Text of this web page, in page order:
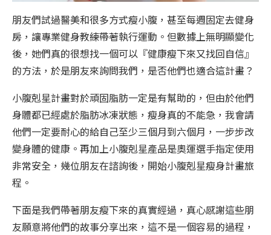
朋友們試過醫美和很多方式瘦小腹，甚至每週固定去健身
房，讓專業健身教練帶著執行運動。但數據上無明顯變化
後，她們真的很想找一個可以『健康瘦下來又找回自信』
的方法，於是朋友來詢問我們，是否他們也適合這計畫？
小腹剋星計畫對於頑固脂肪一定是有幫助的，但由於他們
身體都已經處於脂肪冰凍狀態，瘦身真的不能急，我會請
他們一定要耐心的給自己至少三個月到六個月，一步步改
變身體的健康。再加上小腹剋星產品是奧運選手指定使用
非常安全，幾位朋友在諮詢後，開始小腹剋星瘦身計畫旅
程。
下面是我們帶著朋友瘦下來的真實經過，真心感謝這些朋
友願意將他們的故事分享出來，這不是一個容易的過程，